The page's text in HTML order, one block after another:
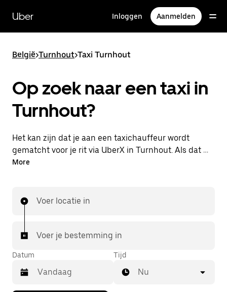
naar
hoofdinhoud
Uber Inloggen Aanmelden
België>Turnhout>Taxi Turnhout
Op zoek naar een taxi in
Turnhout?
Het kan zijn dat je aan een taxichauffeur wordt
gematcht voor je rit via UberX in Turnhout. Als dat zo
is, profiteer je van dezelfde 24/7 beschikbaarheid en
More
Voer locatie in
Voer je bestemming in
Datum Tijd
Nu